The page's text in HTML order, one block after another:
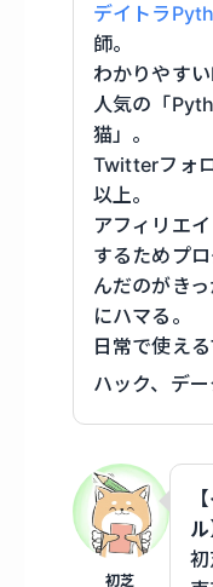
デイトラ
師。
わかりやす
人気の「
猫」。
Twitterフォ
以上。
アフィリエ
するためプ
んだのがき
にハマる。
日常で使え
ハック、デー
初芝
ル